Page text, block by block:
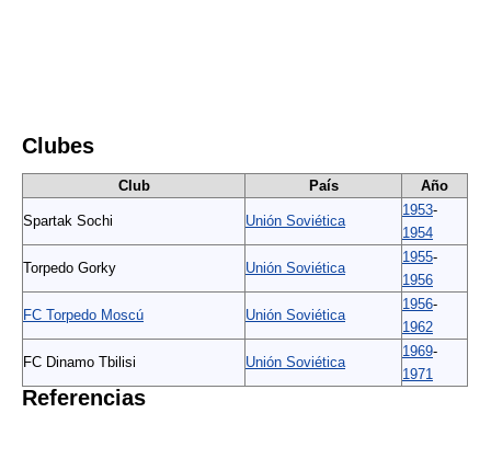
Clubes
Club País Año
Spartak Sochi Unión Soviética
1953-
1954
Torpedo Gorky Unión Soviética
1955-
1956
FC Torpedo Moscú Unión Soviética
1956-
1962
FC Dinamo Tbilisi Unión Soviética
1969-
1971
Referencias